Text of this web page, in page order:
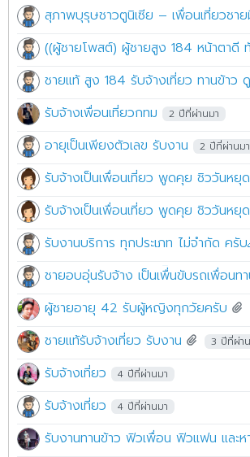
สุภาพบุรุษชาวตูนิเซีย – เพื่อนเที่ยวชา
((ผู้ชายโพสต์) ผู้ชายสูง 184 หน้าตาดี
ชายแท้ สูง 184 รับจ้างเที่ยว ทานข้า
รับจ้างเพื่อนเที่ยวกทม
2 ปีที่ผ่านมา
อายุเป็นเพียงตัวเลข รับงาน 2 ปีที่ผ่านมา
รับจ้างเป็นเพื่อนเที่ยว พูดคุย ชิววันหยุ
รับจ้างเป็นเพื่อนเที่ยว พูดคุย ชิววันหยุด
รับงานบริการ ทุกประเภท ไม่จำกัด ครั
ชายอบอุ่นรับจ้าง เป็นเพื่ินขับรถเพื่อนท
ผู้ชายอายุ 42 รับผู้หญิงทุกวัยครับ
ชายเเท้รับจ้างเที่ยว รับงาน 3 ปีที่ผ่า
รับจ้างเที่ยว 4 ปีที่ผ่านมา
รับจ้างเที่ยว 4 ปีที่ผ่านมา
รับงานทานข้าว ฟิวเพื่อน ฟิวแฟน และ